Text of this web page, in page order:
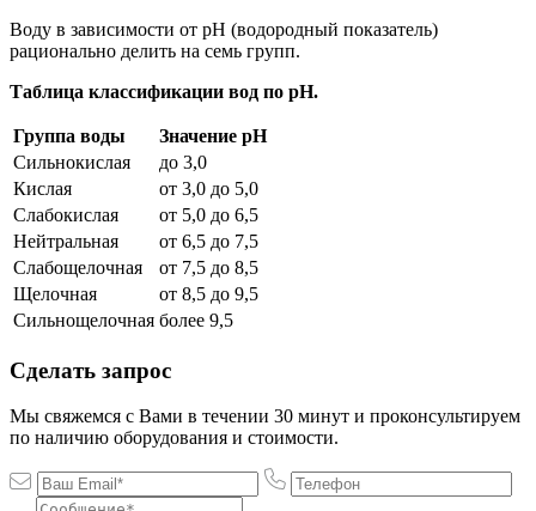
Воду в зависимости от рН (водородный показатель)
рационально делить на семь групп.
Таблица классификации вод по рН.
Группа воды
Значение pH
Сильнокислая
до 3,0
Кислая
от 3,0 до 5,0
Слабокислая
от 5,0 до 6,5
Нейтральная
от 6,5 до 7,5
Слабощелочная
от 7,5 до 8,5
Щелочная
от 8,5 до 9,5
Сильнощелочная более 9,5
Сделать запрос
Мы свяжемся с Вами в течении 30 минут и проконсультируем
по наличию оборудования и стоимости.